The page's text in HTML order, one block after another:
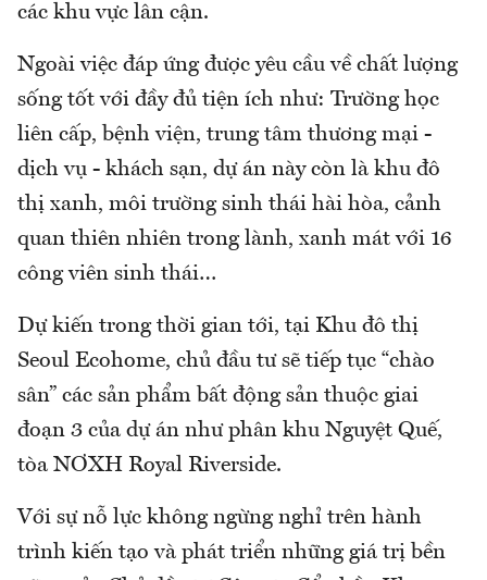
các khu vực lân cận.
Ngoài việc đáp ứng được yêu cầu về chất lượng
sống tốt với đầy đủ tiện ích như: Trường học
liên cấp, bệnh viện, trung tâm thương mại -
dịch vụ - khách sạn, dự án này còn là khu đô
thị xanh, môi trường sinh thái hài hòa, cảnh
quan thiên nhiên trong lành, xanh mát với 16
công viên sinh thái…
Dự kiến trong thời gian tới, tại Khu đô thị
Seoul Ecohome, chủ đầu tư sẽ tiếp tục “chào
sân” các sản phẩm bất động sản thuộc giai
đoạn 3 của dự án như phân khu Nguyệt Quế,
tòa NƠXH Royal Riverside.
Với sự nỗ lực không ngừng nghỉ trên hành
trình kiến tạo và phát triển những giá trị bền